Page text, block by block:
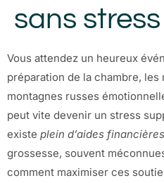
sans stress
Vous attendez un heureux
préparation de la chambre,
montagnes russes
peut vite devenir un stress
existe plein d’aides financières
grossesse, souvent
comment maximiser ces